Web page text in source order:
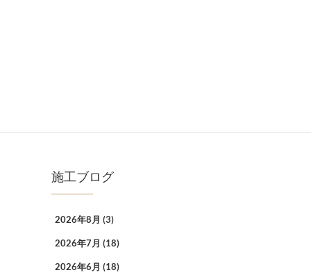
施工ブログ
2026年8月 (3)
2026年7月 (18)
2026年6月 (18)